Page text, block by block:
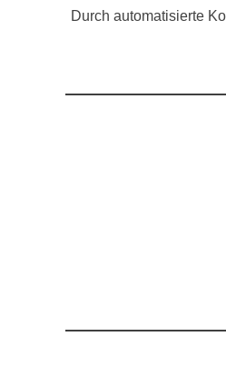
Durch automatisierte